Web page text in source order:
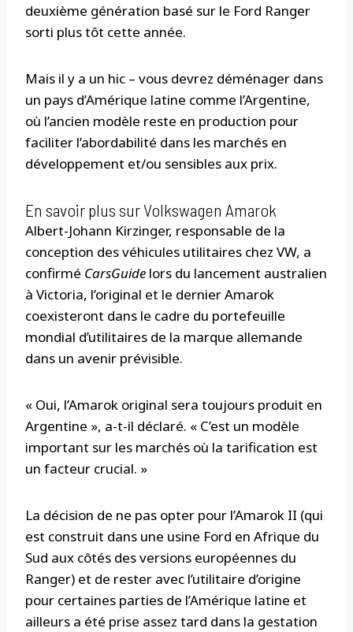
deuxième génération basé sur le Ford Ranger
sorti plus tôt cette année.
Mais il y a un hic – vous devrez déménager dans
un pays d’Amérique latine comme l’Argentine,
où l’ancien modèle reste en production pour
faciliter l’abordabilité dans les marchés en
développement et/ou sensibles aux prix.
En savoir plus sur Volkswagen Amarok
Albert-Johann Kirzinger, responsable de la
conception des véhicules utilitaires chez VW, a
confirmé CarsGuide lors du lancement australien
à Victoria, l’original et le dernier Amarok
coexisteront dans le cadre du portefeuille
mondial d’utilitaires de la marque allemande
dans un avenir prévisible.
« Oui, l’Amarok original sera toujours produit en
Argentine », a-t-il déclaré. « C’est un modèle
important sur les marchés où la tarification est
un facteur crucial. »
La décision de ne pas opter pour l’Amarok II (qui
est construit dans une usine Ford en Afrique du
Sud aux côtés des versions européennes du
Ranger) et de rester avec l’utilitaire d’origine
pour certaines parties de l’Amérique latine et
ailleurs a été prise assez tard dans la gestation